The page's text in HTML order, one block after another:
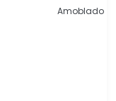
Amoblado